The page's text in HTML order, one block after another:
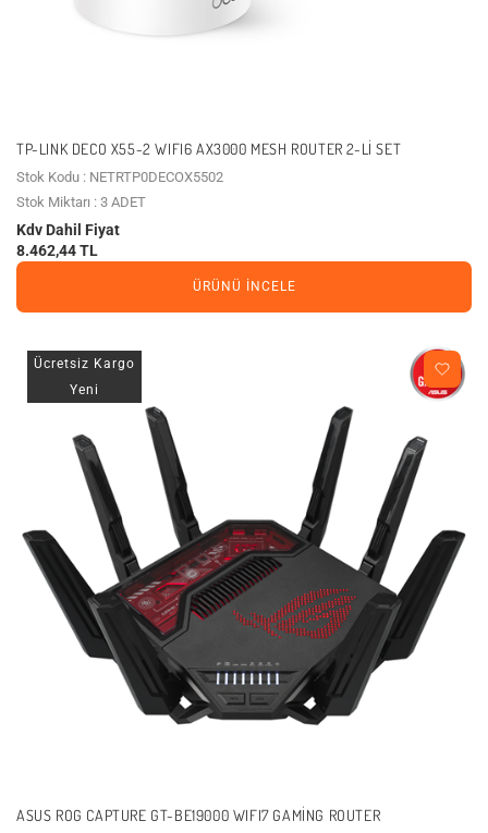
TP-LINK DECO X55-2 WIFI6 AX3000 MESH ROUTER 2-LI SET
Stok Kodu : NETRTP0DECOX5502
Stok Miktarı : 3 ADET
Kdv Dahil Fiyat
8.462,44 TL
ÜRÜNÜ İNCELE
Ücretsiz Kargo
Yeni
ASUS ROG CAPTURE GT-BE19000 WIFI7 GAMING ROUTER